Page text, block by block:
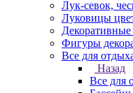
Лук-севок,
Луковицы
Фигуры
Все для
Назад
Все для